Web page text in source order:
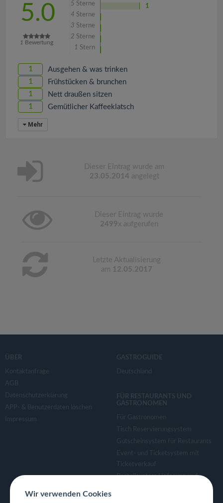
5.0
1 Bewertung
5 Sterne
1
4 Sterne
3 Sterne
2 Sterne
1 Stern
1 Ausgehen & was trinken
1 Frühstücken & brunchen
1 Nett draußen sitzen
1 Gemütlicher Kaffeeklatsch
Mehr
Dieser Eintrag wurde am
23.05.2014 angelegt
Dieser Eintrag wurde
2499x aufgerufen
Letzte Aktualisierung
am 12.05.2017
ÜBER
Kontaktanfrage
AGB
Datenschutzerklärung
APP- & Benutzerdaten löschen
Impressum
GASTROGUIDE
Deutschland
FÜR RESTAURANTS UND
GASTRONOMEN
Für Gastronomen
Tisch Reservierungsystem
Gutscheinsystem für Restaurants
Event- und Ticketsystem mit
Ticketverkauf
Bestellsystem Lieferung und
Wir verwenden Cookies